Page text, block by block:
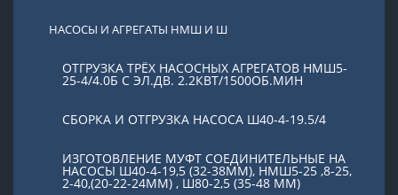
НАСОСЫ И АГРЕГАТЫ НМШ И Ш
ОТГРУЗКА ТРЁХ НАСОСНЫХ АГРЕГАТОВ НМШ5-
25-4/4.0Б С ЭЛ.ДВ. 2.2КВТ/1500ОБ.МИН
СБОРКА И ОТГРУЗКА НАСОСА Ш40-4-19.5/4
ИЗГОТОВЛЕНИЕ МУФТ СОЕДИНИТЕЛЬНЫЕ НА
НАСОСЫ Ш40-4-19,5 (32-38ММ), НМШ5-25 ,8-25,
2-40,(20-22-24ММ) , Ш80-2,5 (35-48 ММ)